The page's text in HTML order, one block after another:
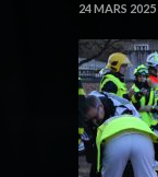
24 MARS 2025